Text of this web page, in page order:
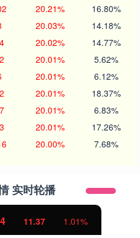
20.21% 16.80%
20.03% 14.18%
20.02% 14.77%
20.01% 5.62%
20.01% 6.12%
20.01% 18.37%
20.01% 6.83%
20.01% 17.26%
20.00% 7.68%
实时轮播
11.37 1.01%